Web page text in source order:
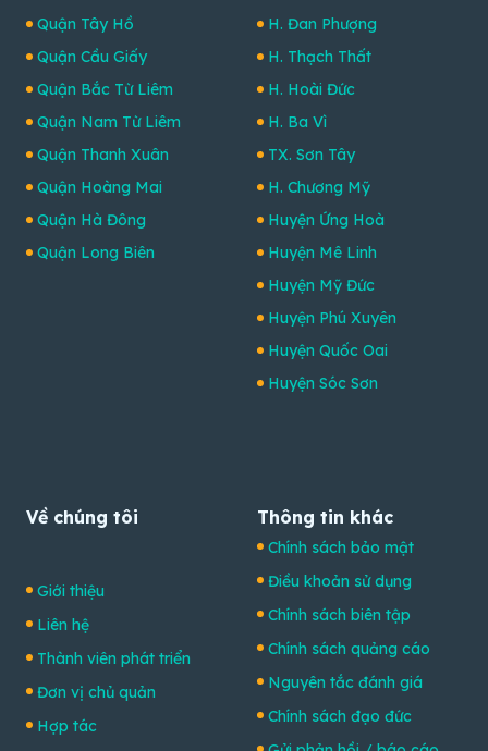
Quận Tây Hồ
Quận Cầu Giấy
Quận Bắc Từ Liêm
Quận Nam Từ Liêm
Quận Thanh Xuân
Quận Hoàng Mai
Quận Hà Đông
Quận Long Biên
H. Đan Phượng
H. Thạch Thất
H. Hoài Đức
H. Ba Vì
TX. Sơn Tây
H. Chương Mỹ
Huyện Ứng Hoà
Huyện Mê Linh
Huyện Mỹ Đức
Huyện Phú Xuyên
Huyện Quốc Oai
Huyện Sóc Sơn
Về chúng tôi
Giới thiệu
Liên hệ
Thành viên phát triển
Đơn vị chủ quản
Hợp tác
Thông tin khác
Chính sách bảo mật
Điều khoản sử dụng
Chính sách biên tập
Chính sách quảng cáo
Nguyên tắc đánh giá
Chính sách đạo đức